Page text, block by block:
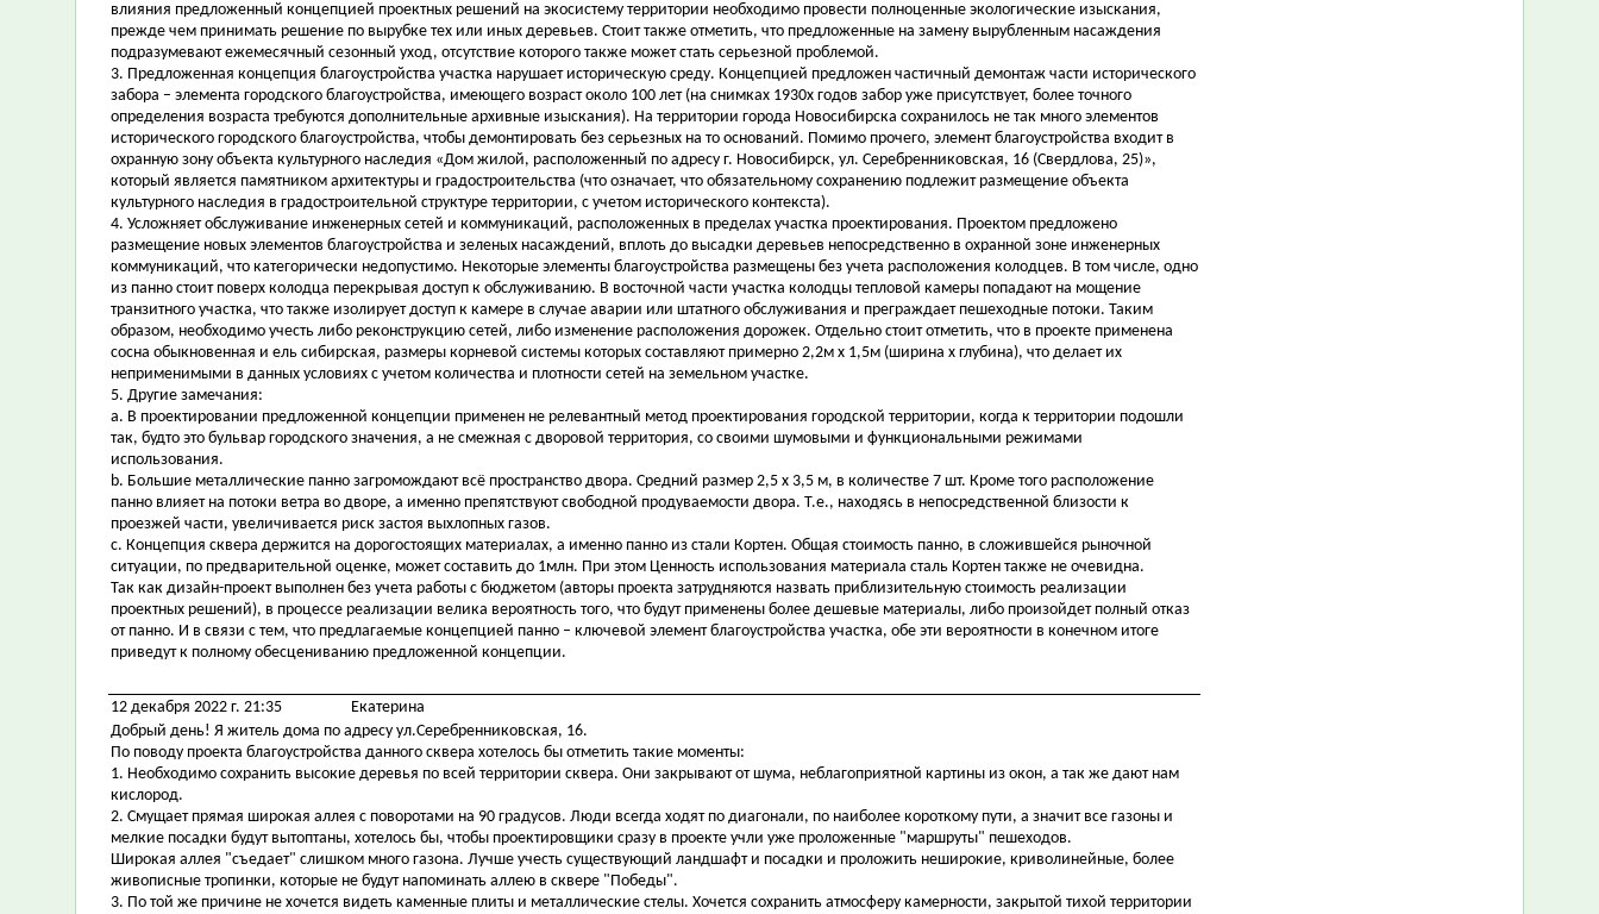
влияния предложенный концепцией проектных решений на экосистему территории необходимо провести полноценные экологические изыскания,
прежде чем принимать решение по вырубке тех или иных деревьев. Стоит также отметить, что предложенные на замену вырубленным насаждения
подразумевают ежемесячный сезонный уход, отсутствие которого также может стать серьезной проблемой.
3. Предложенная концепция благоустройства участка нарушает историческую среду. Концепцией предложен частичный демонтаж части исторического
забора – элемента городского благоустройства, имеющего возраст около 100 лет (на снимках 1930х годов забор уже присутствует, более точного
определения возраста требуются дополнительные архивные изыскания). На территории города Новосибирска сохранилось не так много элементов
исторического городского благоустройства, чтобы демонтировать без серьезных на то оснований. Помимо прочего, элемент благоустройства входит в
охранную зону объекта культурного наследия «Дом жилой, расположенный по адресу г. Новосибирск, ул. Серебренниковская, 16 (Свердлова, 25)»,
который является памятником архитектуры и градостроительства (что означает, что обязательному сохранению подлежит размещение объекта
культурного наследия в градостроительной структуре территории, с учетом исторического контекста).
4. Усложняет обслуживание инженерных сетей и коммуникаций, расположенных в пределах участка проектирования. Проектом предложено
размещение новых элементов благоустройства и зеленых насаждений, вплоть до высадки деревьев непосредственно в охранной зоне инженерных
коммуникаций, что категорически недопустимо. Некоторые элементы благоустройства размещены без учета расположения колодцев. В том числе, одно
из панно стоит поверх колодца перекрывая доступ к обслуживанию. В восточной части участка колодцы тепловой камеры попадают на мощение
транзитного участка, что также изолирует доступ к камере в случае аварии или штатного обслуживания и преграждает пешеходные потоки. Таким
образом, необходимо учесть либо реконструкцию сетей, либо изменение расположения дорожек. Отдельно стоит отметить, что в проекте применена
сосна обыкновенная и ель сибирская, размеры корневой системы которых составляют примерно 2,2м х 1,5м (ширина х глубина), что делает их
неприменимыми в данных условиях с учетом количества и плотности сетей на земельном участке.
5. Другие замечания:
a. В проектировании предложенной концепции применен не релевантный метод проектирования городской территории, когда к территории подошли
так, будто это бульвар городского значения, а не смежная с дворовой территория, со своими шумовыми и функциональными режимами
использования.
b. Большие металлические панно загромождают всё пространство двора. Средний размер 2,5 х 3,5 м, в количестве 7 шт. Кроме того расположение
панно влияет на потоки ветра во дворе, а именно препятствуют свободной продуваемости двора. Т.е., находясь в непосредственной близости к
проезжей части, увеличивается риск застоя выхлопных газов.
c. Концепция сквера держится на дорогостоящих материалах, а именно панно из стали Кортен. Общая стоимость панно, в сложившейся рыночной
ситуации, по предварительной оценке, может составить до 1млн. При этом Ценность использования материала сталь Кортен также не очевидна.
Так как дизайн-проект выполнен без учета работы с бюджетом (авторы проекта затрудняются назвать приблизительную стоимость реализации
проектных решений), в процессе реализации велика вероятность того, что будут применены более дешевые материалы, либо произойдет полный отказ
от панно. И в связи с тем, что предлагаемые концепцией панно – ключевой элемент благоустройства участка, обе эти вероятности в конечном итоге
приведут к полному обесцениванию предложенной концепции.
12 декабря 2022 г. 21:35
Екатерина
Добрый день! Я житель дома по адресу ул.Серебренниковская, 16.
По поводу проекта благоустройства данного сквера хотелось бы отметить такие моменты:
1. Необходимо сохранить высокие деревья по всей территории сквера. Они закрывают от шума, неблагоприятной картины из окон, а так же дают нам
кислород.
2. Смущает прямая широкая аллея с поворотами на 90 градусов. Люди всегда ходят по диагонали, по наиболее короткому пути, а значит все газоны и
мелкие посадки будут вытоптаны, хотелось бы, чтобы проектировщики сразу в проекте учли уже проложенные "маршруты" пешеходов.
Широкая аллея "съедает" слишком много газона. Лучше учесть существующий ландшафт и посадки и проложить неширокие, криволинейные, более
живописные тропинки, которые не будут напоминать аллею в сквере "Победы".
3. По той же причине не хочется видеть каменные плиты и металлические стелы. Хочется сохранить атмосферу камерности, закрытой тихой территории